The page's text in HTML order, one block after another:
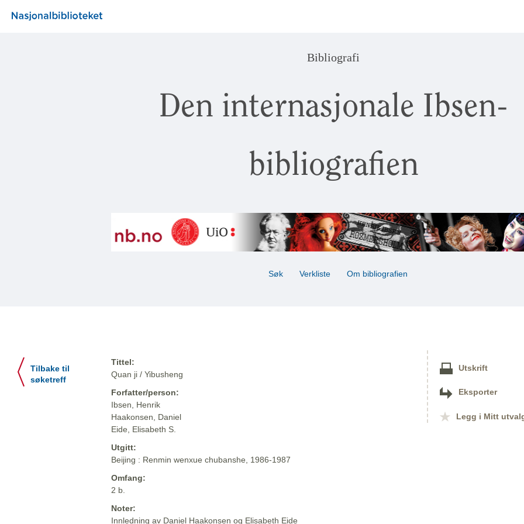
Bibliografi
Den internasjonale Ibsen-
bibliografien
Søk Verkliste Om bibliografien
Tilbake til
søketreff
Tittel:
Quan ji / Yibusheng
Forfatter/person:
Ibsen, Henrik
Haakonsen, Daniel
Eide, Elisabeth S.
Utgitt:
Beijing : Renmin wenxue chubanshe, 1986-1987
Omfang:
2 b.
Noter:
Innledning av Daniel Haakonsen og Elisabeth Eide
Utskrift
Eksporter
Legg i Mitt